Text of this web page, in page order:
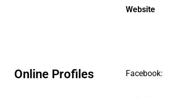
Website
Online Profiles Facebook: